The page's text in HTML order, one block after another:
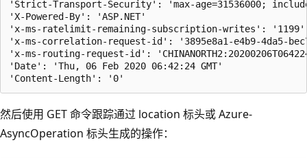
'Strict-Transport-Security': 'max-age=31536000;
'X-Powered-By': 'ASP.NET'
'x-ms-ratelimit-remaining-subscription-writes': '1199'
'x-ms-correlation-request-id': '3895e8a1-e4b9-4da5-
'x-ms-routing-request-id':
'Date': 'Thu, 06 Feb 2020 06:42:24 GMT'
然后使用 GET 命令跟踪通过 location 标头或 Azure-
AsyncOperation 标头生成的操作：